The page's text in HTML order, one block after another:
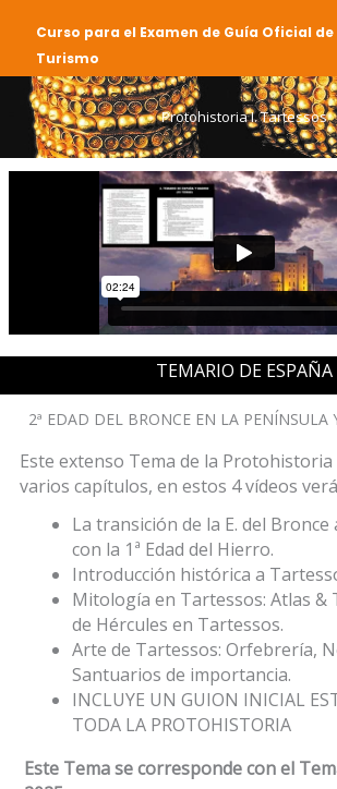
contenido
Curso para el Examen de Guía Oficial de
Turismo
Protohistoria I. Tartessos
TEMARIO DE ESPAÑA
2ª EDAD DEL BRONCE EN LA PENÍNSULA
Este extenso Tema de la
varios capítulos, en estos 4 vídeos
La transición de la E. del
con la 1ª Edad del Hierro.
Introducción histórica a
Mitología en Tartessos: Atlas &
de Hércules en Tartessos.
Arte de Tartessos: Orfebrería,
Santuarios de importancia.
INCLUYE UN GUION INICIAL
TODA LA PROTOHISTORIA
Este Tema se corresponde con el